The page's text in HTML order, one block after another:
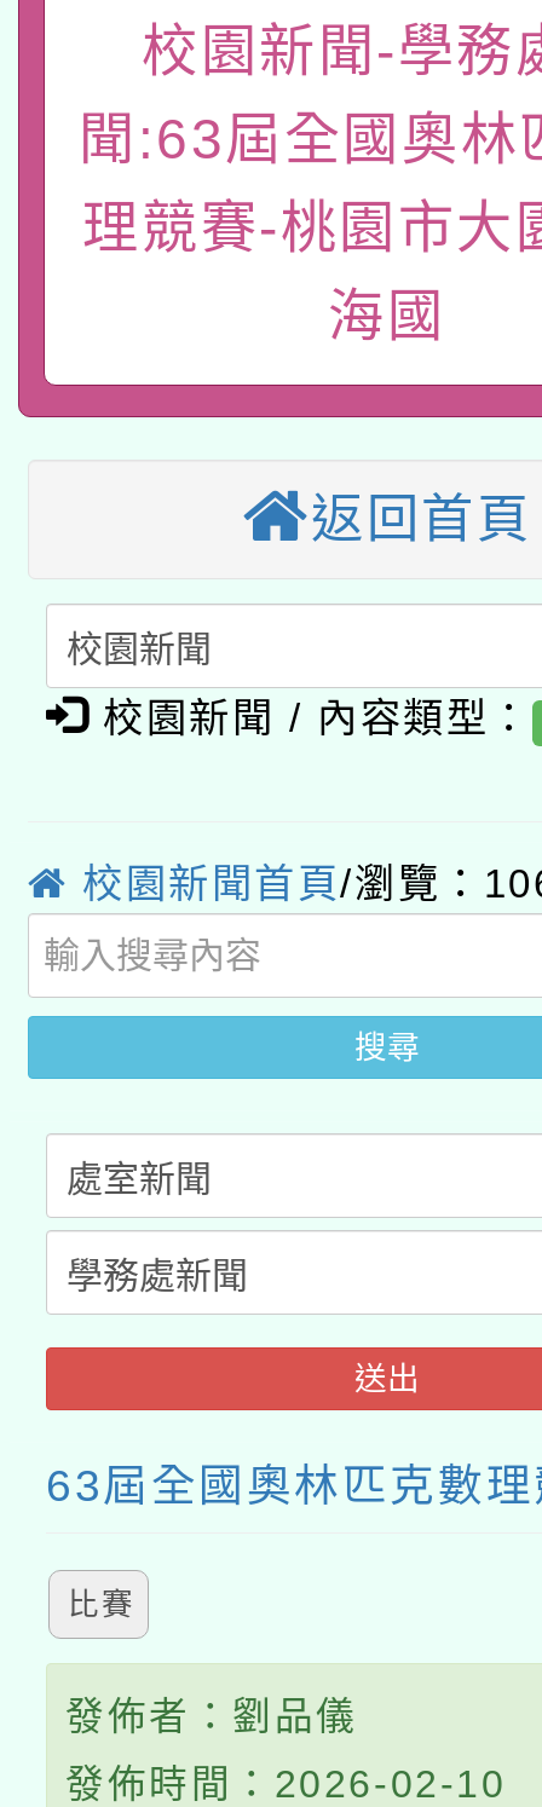
「數位內容與教學軟
有關大陸委員會函釋公
薪期間赴陸應申請許可
轉知經濟部水利署委託
業技術研究院辦理「
用水績優單位及節水達
115年8月22日(星期六
開 智慧啟航」
2026年桃園地景藝術
本校115學年度第2次
招甄選結果公告(無人
招)
適應運動共學行動站研
本館辦理115年度閱讀
暨閱讀推動專業研習
科技賦能─人工智慧
礎課程
A3數位素養講師名單
「數位內容與教學軟體
pilot」
有關大陸委員會函釋公
薪期間赴陸應申請許可
轉知經濟部水利署委託
用水績優單位及節水達
動」
桃園市孔廟祈福系列
開 智慧啟航」
2026年桃園地景藝術
校園新聞-學務
聞:63屆全國奧林
理競賽-桃園市大
海國
返回首頁
校園新聞 / 內容類型：
校園新聞首頁/瀏覽：
搜尋
送出
63屆全國奧林匹克數
比賽
發佈者：劉品儀
發佈時間：2026-02-10